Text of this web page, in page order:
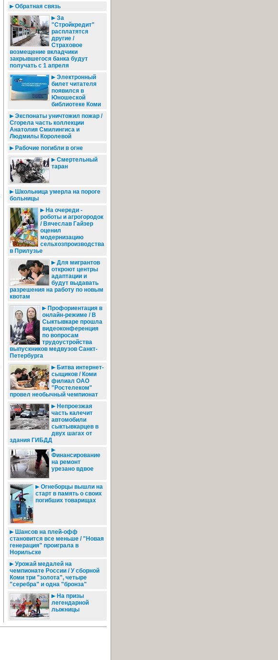
Обратная связь
За
"Стройкредит"
расплатятся
другие /
Страховое
возмещение вкладчики
закрывшегося банка будут
получать с 1 апреля
Электронный
билет читателя
появился в
Юношеской
библиотеке Коми
Экспонаты уничтожил пожар /
Сгорела часть коллекции
Анатолия Смилингиса и
Людмилы Королевой
Рабочие погибли в огне
Смертельный
таран
Школьница умерла на пороге
больницы
На очереди -
роботы и агрогородок
/ Вячеслав Гайзер
оценил
модернизацию
сельхозпроизводства
в Прилузье
Для мигрантов
откроют центры
адаптации и
будут выдавать
разрешения на работу по новым
квотам
Профориентация в
онлайн-режиме / В
Сыктывкаре прошла
видеоконференция
по вопросам
трудоустройства
выпускников медвузов Санкт-
Петербурга
Битва интернет-
сыщиков / Коми
филиал ОАО
"Ростелеком"
провел необычный чемпионат
Непроезжая
часть калечит
автомобили
сыктывкарцев в
двух шагах от
здания ГИБДД
Финансирование
на ремонт
урезано вдвое
Огнеборцы вышли на
старт в память о своих
погибших товарищах
Шансов на плей-офф
становится все меньше / "Новая
генерация" проиграла в
Норильске
Урожай медалей на
чемпионате России / У сборной
Коми три "золота", четыре
"серебра" и одна "бронза"
На призы
легендарной
лыжницы